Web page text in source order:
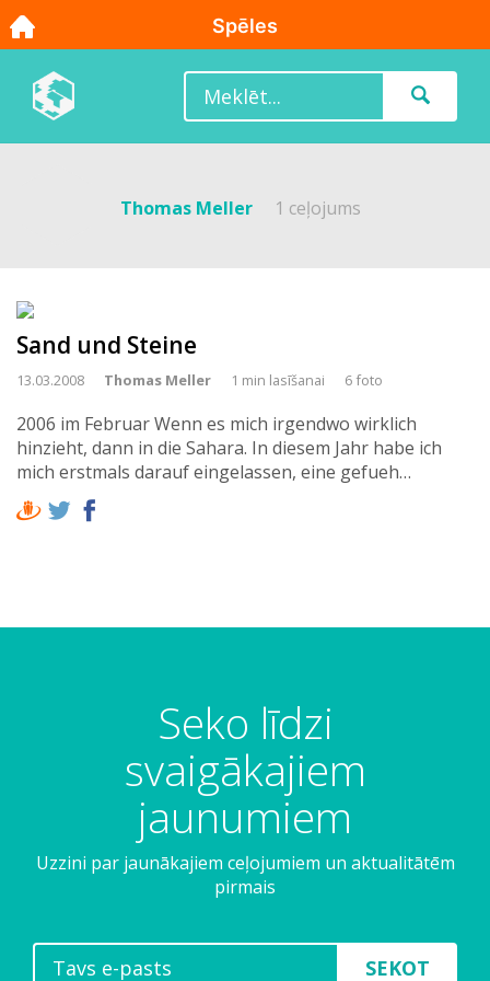
Thomas Meller 1 ceļojums
Sand und Steine
13.03.2008 Thomas Meller 1 min lasīšanai 6 foto
2006 im Februar Wenn es mich irgendwo wirklich
hinzieht, dann in die Sahara. In diesem Jahr habe ich
mich erstmals darauf eingelassen, eine gefueh…
Seko līdzi
svaigākajiem
jaunumiem
Uzzini par jaunākajiem ceļojumiem un aktualitātēm
pirmais
SEKOT